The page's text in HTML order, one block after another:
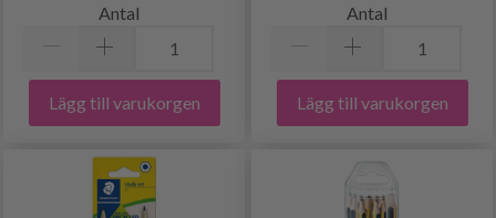
Antal
Lägg till varukorgen
Antal
Lägg till varukorgen